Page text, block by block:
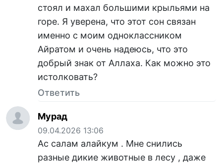
стоял и махал большими крыльями на
горе. Я уверена, что этот сон связан
именно с моим одноклассником
Айратом и очень надеюсь, что это
добрый знак от Аллаха. Как можно это
истолковать?
Ответить
Мурад
09.04.2026 13:06
Ас салам алайкум . Мне снились
разные дикие животные в лесу , даже